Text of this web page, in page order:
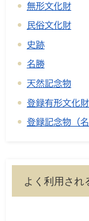
無形文化財
民俗文化財
史跡
名勝
天然記念物
登録有形文化財
登録記念物（名
よく利用され